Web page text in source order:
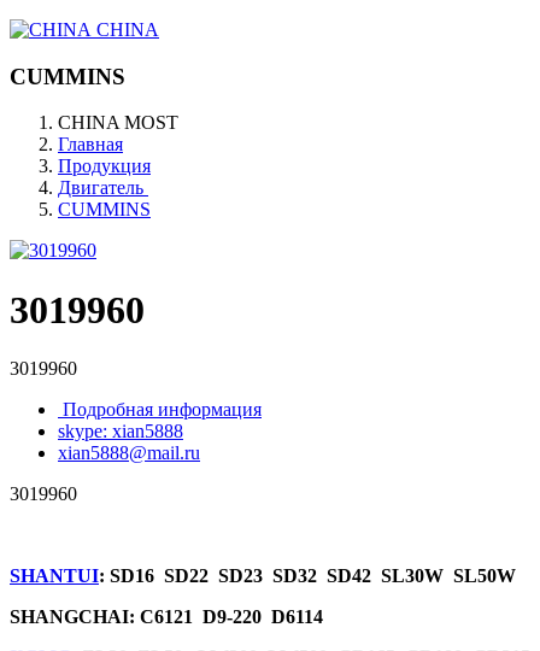
CHINA
CUMMINS
CHINA MOST
Главная
Продукция
Двигатель
CUMMINS
3019960
3019960
Подробная информация
skype: xian5888
xian5888@mail.ru
3019960
SHANTUI: SD16 SD22 SD23 SD32 SD42 SL30W SL50W
SHANGCHAI: C6121 D9-220 D6114